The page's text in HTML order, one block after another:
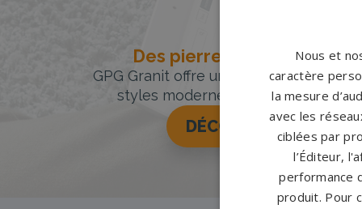
Des pierres tombales
GPG Granit offre un large choix de
styles modernes, classiques ou
DÉCOUVREZ NOTRE
Nous et
caractère
la mesure
avec les
ciblées par
l’Éditeur,
performance
produit. Pour